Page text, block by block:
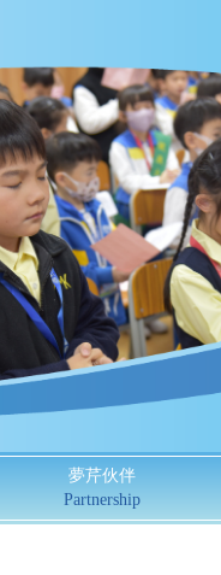
夢芹伙伴
Partnership